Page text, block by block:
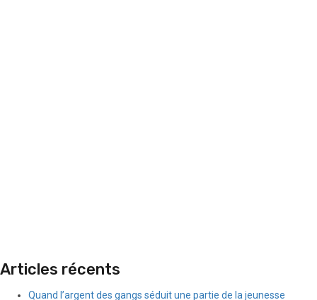
Articles récents
Quand l’argent des gangs séduit une partie de la jeunesse